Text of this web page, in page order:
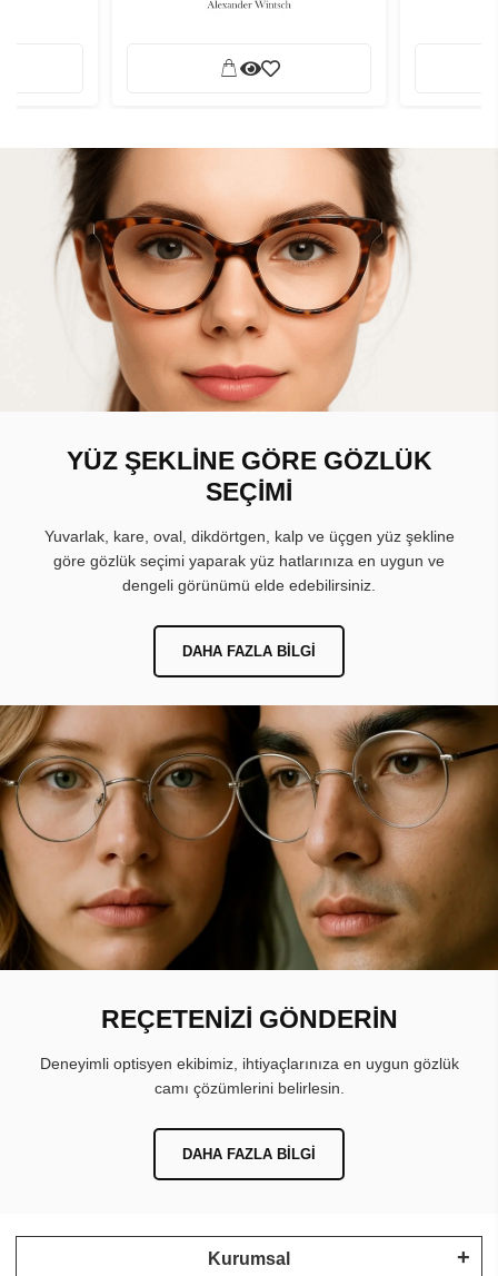
YÜZ ŞEKLİNE GÖRE GÖZLÜK
SEÇİMİ
Yuvarlak, kare, oval, dikdörtgen, kalp ve üçgen yüz şekline
göre gözlük seçimi yaparak yüz hatlarınıza en uygun ve
dengeli görünümü elde edebilirsiniz.
DAHA FAZLA BILGI
REÇETENİZİ GÖNDERİN
Deneyimli optisyen ekibimiz, ihtiyaçlarınıza en uygun gözlük
camı çözümlerini belirlesin.
DAHA FAZLA BILGI
Kurumsal